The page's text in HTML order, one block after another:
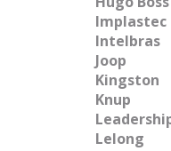
Implastec
Intelbras
Joop
Kingston
Knup
Lelong